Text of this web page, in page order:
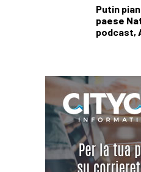
Putin
paese
podcast,